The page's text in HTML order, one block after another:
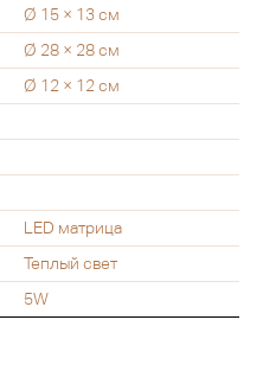
Ø 15 × 13 см
Ø 28 × 28 см
Ø 12 × 12 см
LED матрица
Теплый свет
5W